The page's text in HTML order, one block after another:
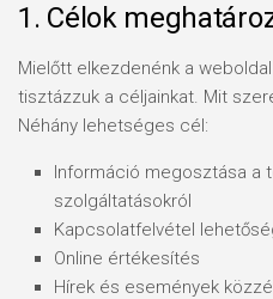
1. Célok
Mielőtt elkezdenénk a
tisztázzuk a céljainkat. Mit
Néhány lehetséges cél:
Információ megosztása a
szolgáltatásokról
Kapcsolatfelvétel
Online értékesítés
Hírek és események